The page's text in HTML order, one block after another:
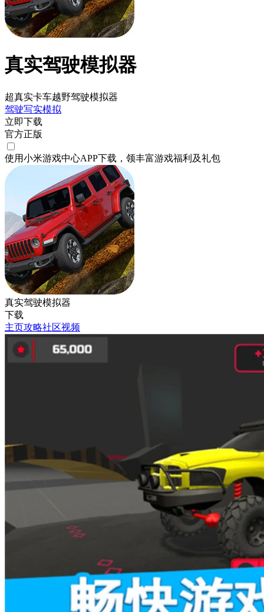
真实驾驶模拟器
超真实卡车越野驾驶模拟器
驾驶写实模拟
立即下载
官方正版
使用小米游戏中心APP下载 ，领丰富游戏福利 及礼包
真实驾驶模拟器
下载
主页攻略社区视频